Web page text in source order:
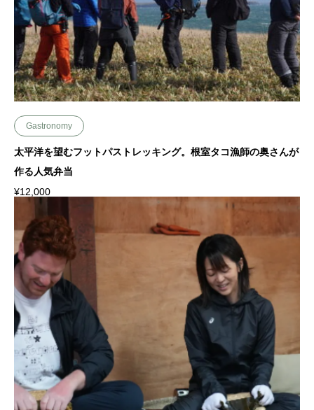
Gastronomy
太平洋を望むフットパストレッキング。根室タコ漁師の奥さんが
作る人気弁当
¥12,000